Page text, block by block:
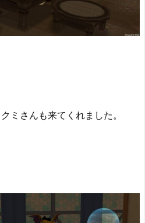
ミさんも来てくれました。